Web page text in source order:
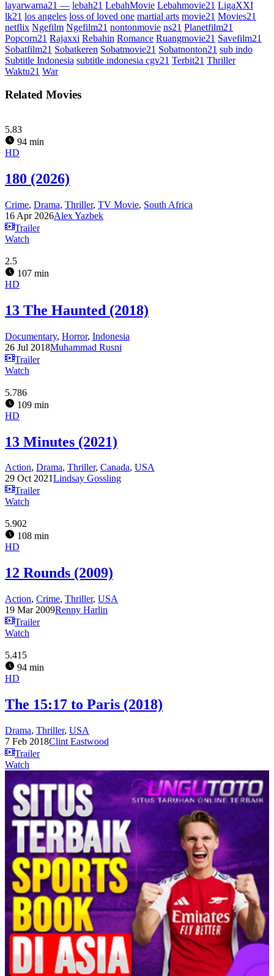
layarwarna21 — lebah21 LebahMovie Lebahmovie21 LigaXXI
lk21 los angeles loss of loved one martial arts movie21 Movies21
netflix Ngefilm Ngefilm21 nontonmovie ns21 Planetfilm21
Popcorn21 Rajaxxi Rebahin Romance Ruangmovie21 Savefilm21
Sobatfilm21 Sobatkeren Sobatmovie21 Sobatnonton21 sub indo
Subtitle Indonesia subtitle indonesia cgv21 Terbit21 Thriller
Waktu21 War
Related Movies
5.83
94 min
HD
180 (2026)
Crime, Drama, Thriller, TV Movie, South Africa
16 Apr 2026Alex Yazbek
Trailer
Watch
2.5
107 min
HD
13 The Haunted (2018)
Documentary, Horror, Indonesia
26 Jul 2018Muhammad Rusni
Trailer
Watch
5.786
109 min
HD
13 Minutes (2021)
Action, Drama, Thriller, Canada, USA
29 Oct 2021Lindsay Gossling
Trailer
Watch
5.902
108 min
HD
12 Rounds (2009)
Action, Crime, Thriller, USA
19 Mar 2009Renny Harlin
Trailer
Watch
5.415
94 min
HD
The 15:17 to Paris (2018)
Drama, Thriller, USA
7 Feb 2018Clint Eastwood
Trailer
Watch